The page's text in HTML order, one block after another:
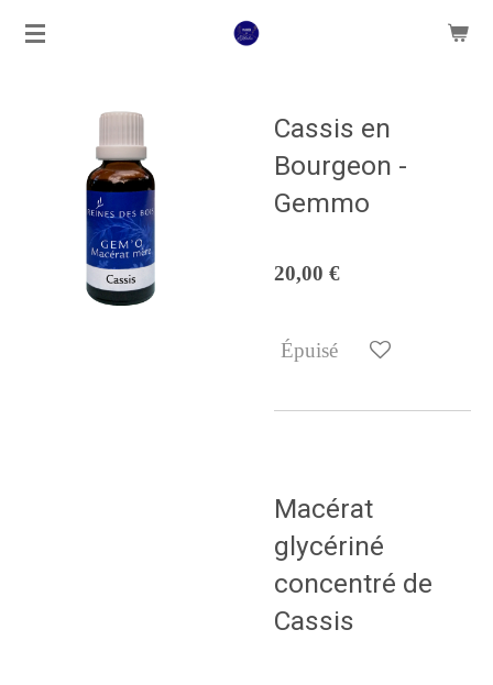
Passer
Cassis en
Bourgeon -
Gemmo
20,00 €
Épuisé
Macérat
glycériné
concentré de
Cassis